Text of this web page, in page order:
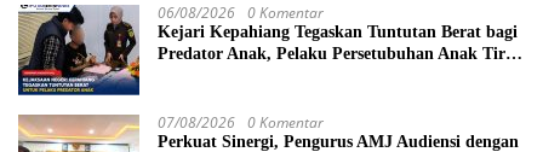
06/08/2026 0 Komentar
Kejari Kepahiang Tegaskan Tuntutan Berat bagi
Predator Anak, Pelaku Persetubuhan Anak Tiri
07/08/2026 0 Komentar
Perkuat Sinergi, Pengurus AMJ Audiensi dengan